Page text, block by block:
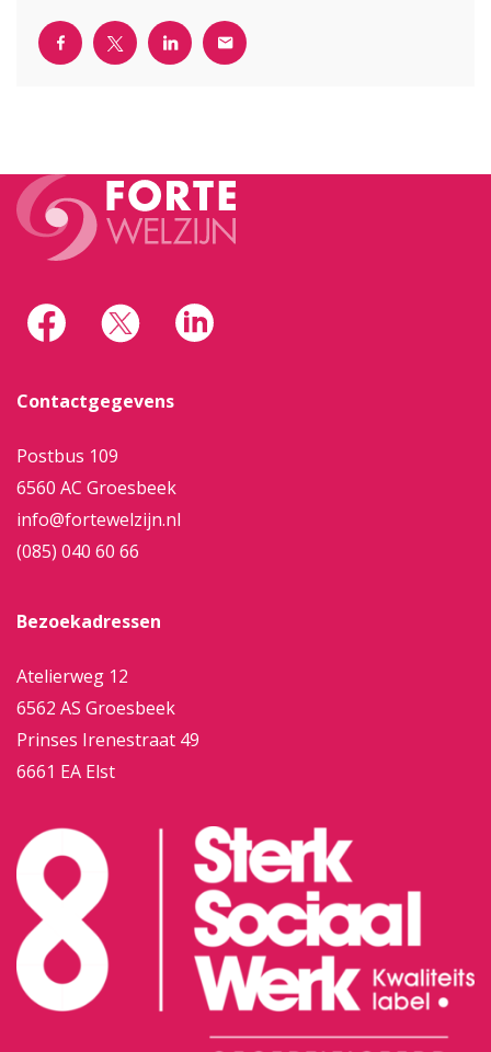
Contactgegevens
Postbus 109
6560 AC Groesbeek
info@fortewelzijn.nl
(085) 040 60 66
Bezoekadressen
Atelierweg 12
6562 AS Groesbeek
Prinses Irenestraat 49
6661 EA Elst